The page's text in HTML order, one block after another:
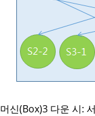
머신(Box)3 다운 시: